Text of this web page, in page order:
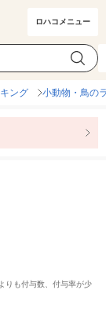
ロハコメニュー
カテゴリ選択
ング 小動物・鳥の
りも付与数、付与率が少